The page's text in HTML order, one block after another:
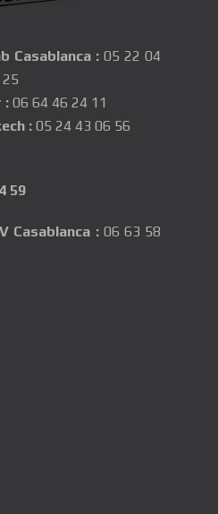
Casablanca : 05 22 04
: 06 64 46 24 11
: 05 24 43 06 56
59
Casablanca : 06 63 58